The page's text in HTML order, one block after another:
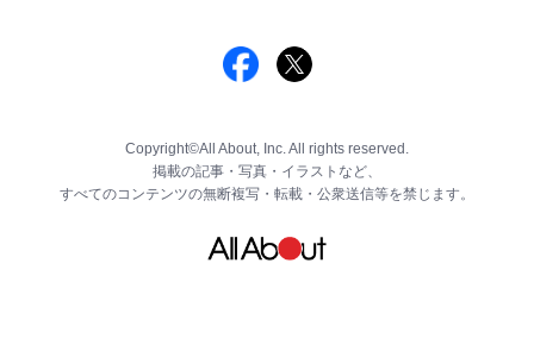
Copyright©All About, Inc. All rights reserved.
掲載の記事・写真・イラストなど、
すべてのコンテンツの無断複写・転載・公衆送信等を禁じます。